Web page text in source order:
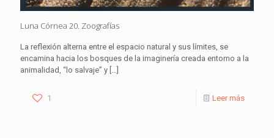
Luna Córnea 20. Zoografías
La reflexión alterna entre el espacio natural y sus límites, se
encamina hacia los bosques de la imaginería creada entorno a la
animalidad, “lo salvaje” y […]
1 Leer más